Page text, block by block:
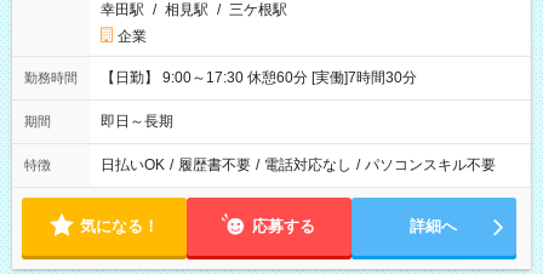
幸田駅 / 相見駅 / 三ケ根駅
企業
勤務時間 【日勤】 9:00～17:30 休憩60分 [実働]7時間30分
期間 即日～長期
特徴 日払いOK / 履歴書不要 / 電話対応なし / パソコンスキル不要
気になる！ 応募する 詳細へ